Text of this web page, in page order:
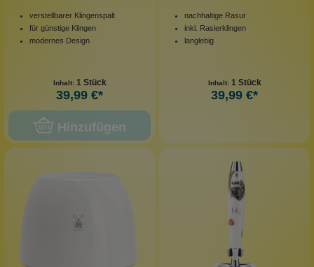
verstellbarer Klingenspalt
für günstige Klingen
modernes Design
Inhalt: 1 Stück
39,99 €*
Hinzufügen
nachhaltige Rasur
inkl. Rasierklingen
langlebig
Inhalt: 1 Stück
39,99 €*